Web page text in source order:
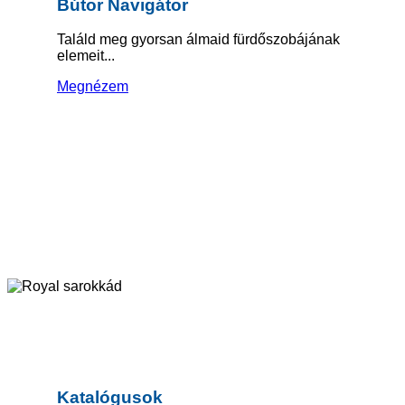
Bútor Navigátor
Találd meg gyorsan álmaid fürdőszobájának
elemeit...
Megnézem
Katalógusok